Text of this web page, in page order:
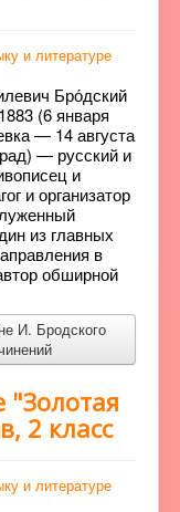
и литературе
Бро́дский
(6 января
— 14 августа
— русский и
и
и организатор
из главных
в
обширной
И. Бродского
"Золотая
2 класс
и литературе